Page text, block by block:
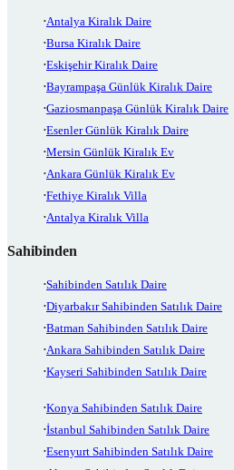
Antalya Kiralık Daire
Bursa Kiralık Daire
Eskişehir Kiralık Daire
Bayrampaşa Günlük Kiralık Daire
Gaziosmanpaşa Günlük Kiralık Daire
Esenler Günlük Kiralık Daire
Mersin Günlük Kiralık Ev
Ankara Günlük Kiralık Ev
Fethiye Kiralık Villa
Antalya Kiralık Villa
Sahibinden
Sahibinden Satılık Daire
Diyarbakır Sahibinden Satılık Daire
Batman Sahibinden Satılık Daire
Ankara Sahibinden Satılık Daire
Kayseri Sahibinden Satılık Daire
Konya Sahibinden Satılık Daire
İstanbul Sahibinden Satılık Daire
Esenyurt Sahibinden Satılık Daire